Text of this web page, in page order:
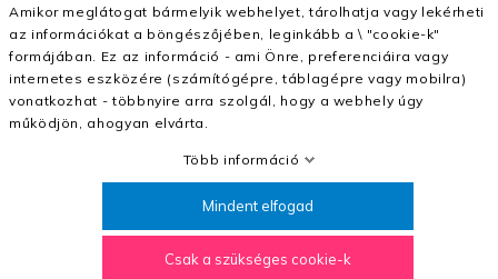
– A kapott termék cseréjéért 3780 Ft szállítási díjat
számolunk fel (oda -vissza út)
Pénzvisszatérítés:
A pénz visszatérítéséhez küldjük a futárt, hogy vegye át
elküldheti. Olyan utávéttel küldött csomagot, melyne
csomagba kérjük, hogy a visszaküldés könnyebb
azonosítása érdekében tegyen egy megjegyzést, amelyre
felírja telefonszámát/rendelési számát. Az eljárás
Amikor meglátogat bármelyik webhelyet, tárolhatja vagy lekérheti
az információkat a böngészőjében, leginkább a \ "cookie-k"
formájában. Ez az információ - ami Önre, preferenciáira vagy
internetes eszközére (számítógépre, táblagépre vagy mobilra)
vonatkozhat - többnyire arra szolgál, hogy a webhely úgy
működjön, ahogyan elvárta.
Több információ
Mindent elfogad
Csak a szükséges cookie-k